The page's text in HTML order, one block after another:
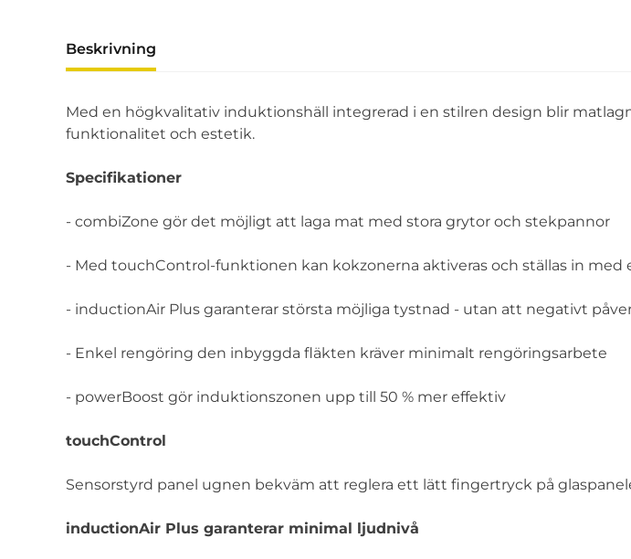
Beskrivning
Med en högkvalitativ induktionshäll integrerad i en stilren design blir
funktionalitet och estetik.
Specifikationer
- combiZone gör det möjligt att laga mat med stora grytor och stekpannor
- Med touchControl-funktionen kan kokzonerna aktiveras och ställas in
- inductionAir Plus garanterar största möjliga tystnad - utan att negativt
- Enkel rengöring den inbyggda fläkten kräver minimalt rengöringsarbete
- powerBoost gör induktionszonen upp till 50 % mer effektiv
touchControl
Sensorstyrd panel ugnen bekväm att reglera ett lätt fingertryck på
inductionAir Plus garanterar minimal ljudnivå